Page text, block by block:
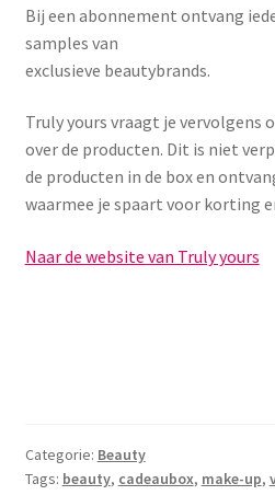
Stimulatie, vibrators
Wasbaar maandverband
Wasbare zoogcompressen
Contact
Bij een abonnement ontvang
samples van
exclusieve beautybrands.
Truly yours vraagt je vervolgens
over de producten. Dit is niet
de producten in de box en
waarmee je spaart voor korting
Naar de website van Truly yours
Categorie: Beauty
Tags: beauty, cadeaubox, make-up,